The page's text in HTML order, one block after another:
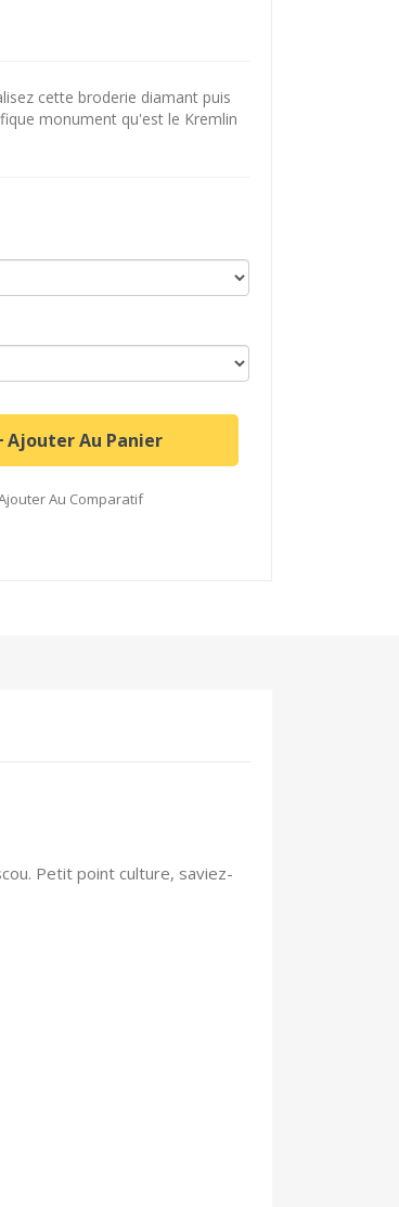
cette broderie diamant puis
monument qu'est le Kremlin
Ajouter Au Panier
Au Comparatif
Petit point culture, saviez-